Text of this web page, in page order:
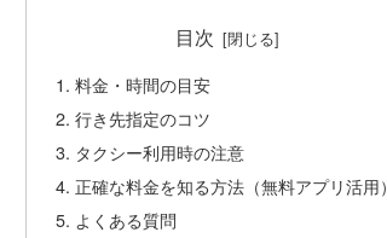
目次
料金・時間の目安
行き先指定のコツ
タクシー利用時の注意
正確な料金を知る方法（無料アプリ活用）
よくある質問